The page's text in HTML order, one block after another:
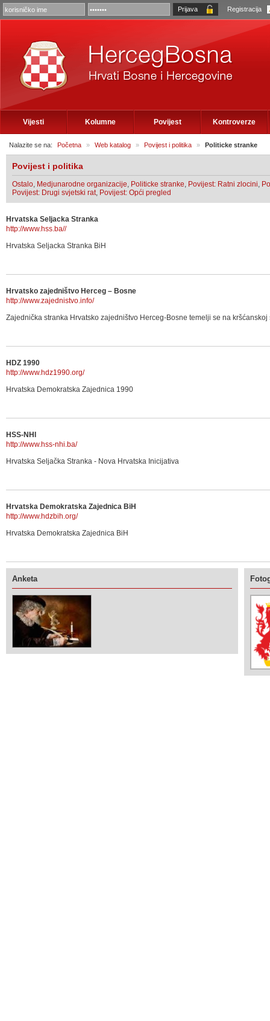
Registracija
Vijesti Kolumne Povijest Kontroverze
Nalazite se na: Početna » Web katalog » Povijest i politika » Politicke stranke
Povijest i politika
Ostalo, Medjunarodne organizacije, Politicke stranke, Povijest: Ratni zlocini,
Povijest: Drugi svjetski rat, Povijest: Opći pregled
Hrvatska Seljacka Stranka
http://www.hss.ba//
Hrvatska Seljacka Stranka BiH
Hrvatsko zajedništvo Herceg – Bosne
http://www.zajednistvo.info/
Zajednička stranka Hrvatsko zajedništvo Herceg-Bosne temelji se na
HDZ 1990
http://www.hdz1990.org/
Hrvatska Demokratska Zajednica 1990
HSS-NHI
http://www.hss-nhi.ba/
Hrvatska Seljačka Stranka - Nova Hrvatska Inicijativa
Hrvatska Demokratska Zajednica BiH
http://www.hdzbih.org/
Hrvatska Demokratska Zajednica BiH
Anketa